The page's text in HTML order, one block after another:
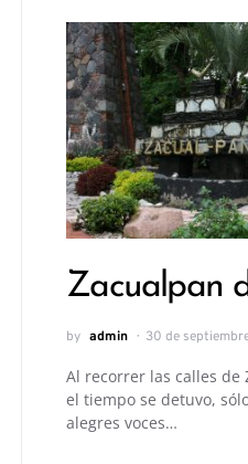
Zacualpan
by admin 30 de
Al recorrer las calles de
el tiempo se detuvo,
alegres voces…